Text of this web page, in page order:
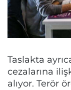
Taslakta
cezalarına
alıyor. Terör